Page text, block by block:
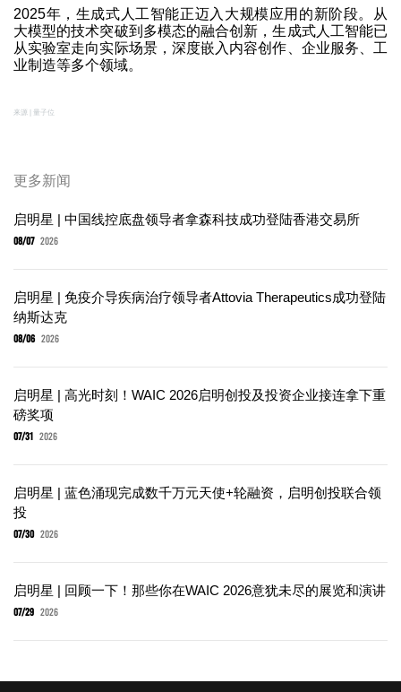
2025年，生成式人工智能正迈入大规模应用的新阶段。从
大模型的技术突破到多模态的融合创新，生成式人工智能已
从实验室走向实际场景，深度嵌入内容创作、企业服务、工
业制造等多个领域。
来源 | 量子位
更多新闻
启明星 | 中国线控底盘领导者拿森科技成功登陆香港交易所
08/07 2026
启明星 | 免疫介导疾病治疗领导者Attovia Therapeutics成功登陆
纳斯达克
08/06 2026
启明星 | 高光时刻！WAIC 2026启明创投及投资企业接连拿下重
磅奖项
07/31 2026
启明星 | 蓝色涌现完成数千万元天使+轮融资，启明创投联合领
投
07/30 2026
启明星 | 回顾一下！那些你在WAIC 2026意犹未尽的展览和演讲
07/29 2026